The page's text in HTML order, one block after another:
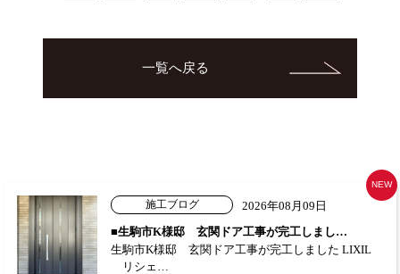
一覧へ戻る
施工ブログ
2026年08月09日
■生駒市K様邸 玄関ドア工事が完工しまし…
生駒市K様邸 玄関ドア工事が完工しました LIXIL
リシェ…
NEW